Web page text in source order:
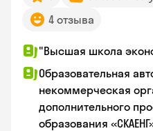
4 отзыва
"Высшая школа
Образовательная
некоммерческая
дополнительного
образования